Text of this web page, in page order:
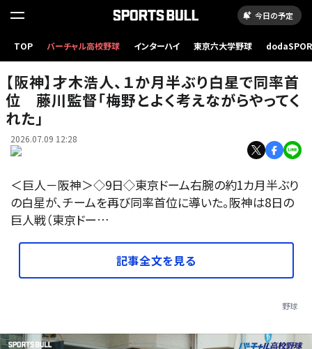
今日の予定
TOP バーチャル高校野球 インターハイ 東京六大学野球
【写真】巨人対阪神 先発し力投する阪神才木浩人（撮影・増田悦実）
【阪神】才木浩人、１か月半ぶり白星で同率首
位 藤川監督「梅野とよく考えながらやってく
れた」
2026.07.09 12:28
＜巨人－阪神＞◇9日◇東京ドーム右腕の約1カ月半ぶり
の白星が、チームを再び同率首位に導いた。阪神は8日の
巨人戦（東京ドー…
記事全文を見る
野球